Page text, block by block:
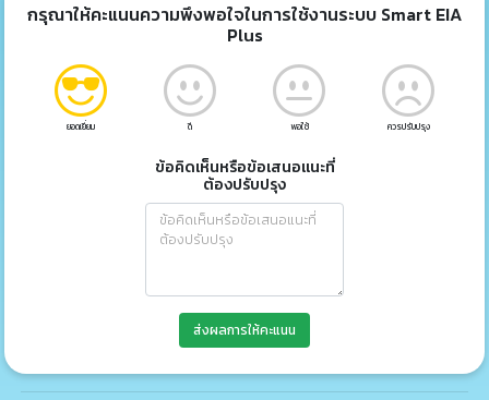
กรุณาให้คะแนนความพึงพอใจในการใช้งานระบบ Smart EIA
Plus
ยอดเยี่ยม ดี พอใช้ ควรปรับปรุง
ข้อคิดเห็นหรือข้อเสนอแนะที่
ต้องปรับปรุง
ส่งผลการให้คะแนน